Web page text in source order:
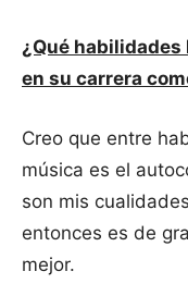
¿Qué habilidades
en su carrera
Creo que entre
música es el
son mis
entonces es de
mejor.